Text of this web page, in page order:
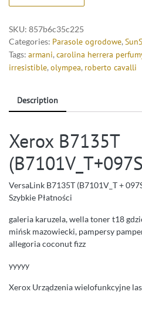
SKU: 857b6c35c225
Categories: Parasole ogrodowe,
Tags: armani, carolina herrera
irresistible, olympea, roberto cavalli
Description
Xerox B7135T
VersaLink B7135T (B7101V_T +
Szybkie Płatności
galeria karuzela, wella toner t18
mińsk mazowiecki, pampersy
allegoria coconut fizz
yyyyy
Xerox Urządzenia wielofunkcyjne